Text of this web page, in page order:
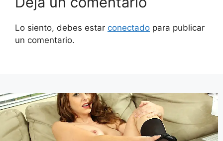
Lo siento, debes estar conectado para publicar
un comentario.